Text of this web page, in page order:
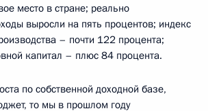
место в стране; реально
выросли на пять процентов; индекс
– почти 122 процента;
капитал – плюс 84 процента.
по собственной доходной базе,
то мы в прошлом году